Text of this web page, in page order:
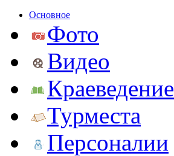
Основное
Фото
Видео
Краеведение
Турместа
Персоналии